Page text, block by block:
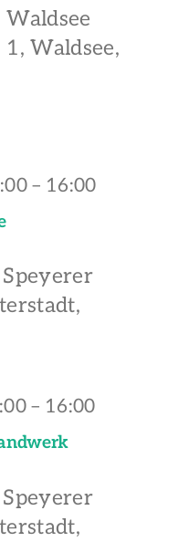
Waldsee,
– 16:00
Speyerer
– 16:00
Speyerer